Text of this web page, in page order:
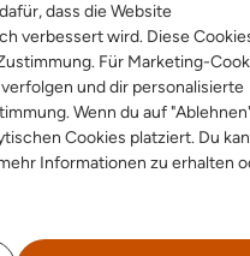
dass die Website
verbessert wird. Diese
Für Marketing-
und dir personalisierte
Wenn du auf
Cookies platziert. Du
Informationen zu erhalten